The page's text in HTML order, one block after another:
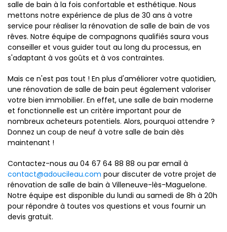
salle de bain à la fois confortable et esthétique. Nous
mettons notre expérience de plus de 30 ans à votre
service pour réaliser la rénovation de salle de bain de vos
rêves. Notre équipe de compagnons qualifiés saura vous
conseiller et vous guider tout au long du processus, en
s'adaptant à vos goûts et à vos contraintes.
Mais ce n'est pas tout ! En plus d'améliorer votre quotidien,
une rénovation de salle de bain peut également valoriser
votre bien immobilier. En effet, une salle de bain moderne
et fonctionnelle est un critère important pour de
nombreux acheteurs potentiels. Alors, pourquoi attendre ?
Donnez un coup de neuf à votre salle de bain dès
maintenant !
Contactez-nous au 04 67 64 88 88 ou par email à
contact@adoucileau.com pour discuter de votre projet de
rénovation de salle de bain à Villeneuve-lès-Maguelone.
Notre équipe est disponible du lundi au samedi de 8h à 20h
pour répondre à toutes vos questions et vous fournir un
devis gratuit.